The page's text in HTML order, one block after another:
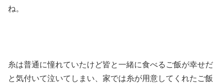
ね。
糸は普通に憧れていたけど皆と一緒に食べるご飯が幸せだ
と気付いて泣いてしまい、家では糸が用意してくれたご飯